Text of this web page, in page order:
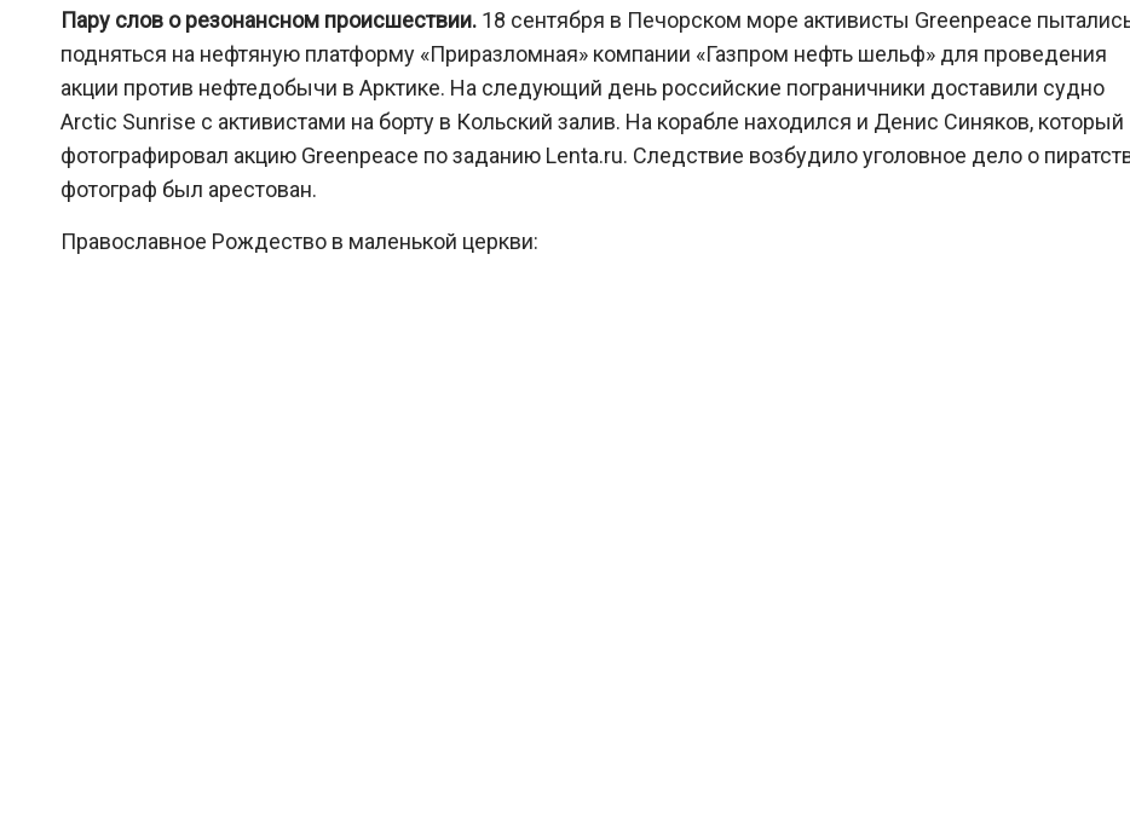
Пару слов о резонансном происшествии. 18 сентября в Печорском море активисты Greenpeace
подняться на нефтяную платформу «Приразломная» компании «Газпром нефть шельф» для проведения
акции против нефтедобычи в Арктике. На следующий день российские пограничники доставили судно
Arctic Sunrise с активистами на борту в Кольский залив. На корабле находился и Денис Синяков, который
фотографировал акцию Greenpeace по заданию Lenta.ru. Следствие возбудило уголовное дело о
фотограф был арестован.
Православное Рождество в маленькой церкви: